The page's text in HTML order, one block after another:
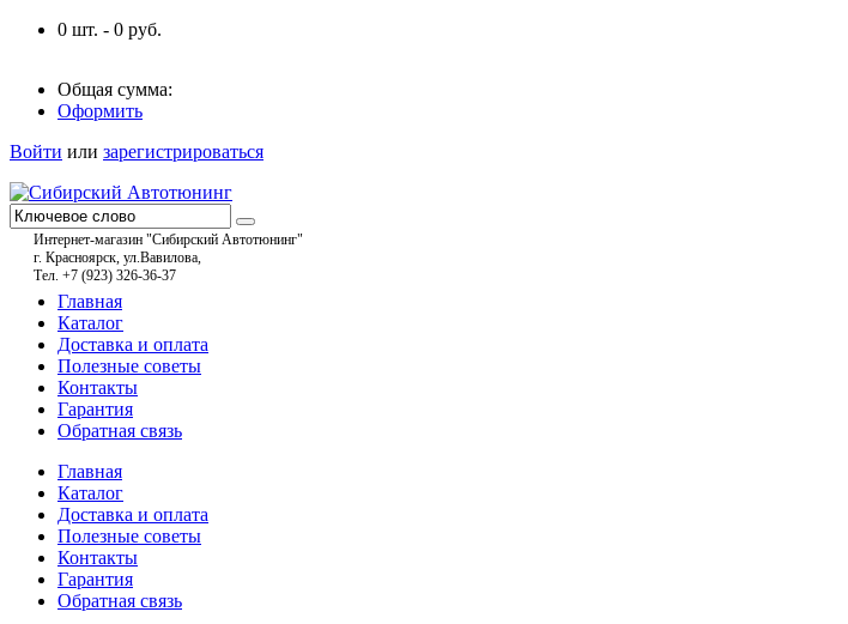
0 шт. - 0 руб.
Общая сумма:
Оформить
Войти или зарегистрироваться
Интернет-магазин "Сибирский Автотюнинг"
г. Красноярск, ул.Вавилова,
Тел. +7 (923) 326-36-37
Главная
Каталог
Доставка и оплата
Полезные советы
Контакты
Гарантия
Обратная связь
Главная
Каталог
Доставка и оплата
Полезные советы
Контакты
Гарантия
Обратная связь